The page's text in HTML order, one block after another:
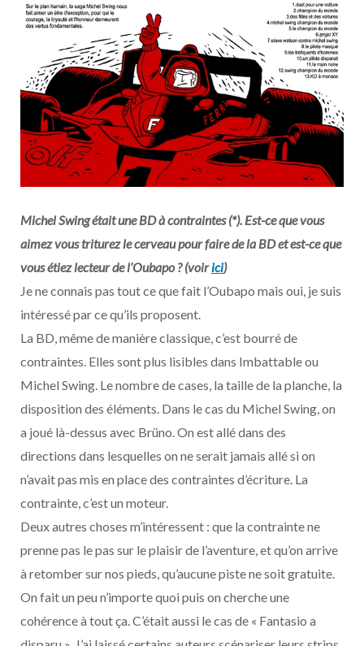
Michel Swing était une BD à contraintes (*). Est-ce que vous
aimez vous triturez le cerveau pour faire de la BD et est-ce que
vous étiez lecteur de l’Oubapo ? (voirici)
Je ne connais pas tout ce que fait l’Oubapo mais oui, je suis
intéressé par ce qu’ils proposent.
La BD, même de manière classique, c’est bourré de
contraintes. Elles sont plus lisibles dans Imbattable ou
Michel Swing. Le nombre de cases, la taille de la planche, la
disposition des éléments. Dans le cas du Michel Swing, on
a joué là-dessus avec Brüno. On est allé dans des
directions dans lesquelles on ne serait jamais allé si on
n’avait pas mis en place des contraintes d’écriture. La
contrainte, c’est un moteur.
Deux autres choses m’intéressent : que la contrainte ne
prenne pas le pas sur le plaisir de l’aventure, et qu’on arrive
à retomber sur nos pieds, qu’aucune piste ne soit gratuite.
On fait un peu n’importe quoi puis on cherche une
cohérence à tout ça. C’était aussi le cas de « Fantasio a